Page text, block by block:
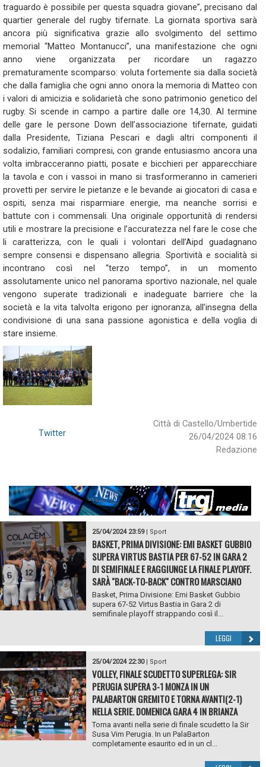
traguardo è possibile per questa squadra giovane”, precisano dal
quartier generale del rugby tifernate. La giornata sportiva sarà
ancora più significativa grazie allo svolgimento del settimo
memorial “Matteo Montanucci”, una manifestazione che ogni
anno viene organizzata per ricordare un ragazzo
prematuramente scomparso: voluta fortemente sia dalla società
che dalla famiglia che ogni anno onora la memoria di Matteo con
i valori di amicizia e solidarietà che sono patrimonio genetico del
rugby. Si scende in campo a partire dalle ore 14,30. Al termine
delle gare le persone Down dell’associazione tifernate, guidati
dalla Presidente, Tiziana Pescari e dagli altri componenti il
sodalizio, familiari compresi, con grande entusiasmo ancora una
volta imbracceranno piatti, posate e bicchieri per apparecchiare
la tavola e con i vassoi in mano si trasformeranno in camerieri
provetti per servire le pietanze e le bevande ai giocatori di casa e
ospiti, senza mai risparmiare energie, ma neanche sorrisi e
battute con i commensali. Una originale opportunità di rendersi
utili e mostrare la precisione e l’accuratezza nel fare le cose che
li caratterizza, con le quali i volontari dell’Aipd guadagnano
sempre consensi e dispensano allegria. Sportività e socialità si
incontrano così nel “terzo tempo”, in un momento
assolutamente unico nel panorama sportivo nazionale, nel quale
vengono superate tradizionali e inadeguate barriere che la
società e la vita talvolta erigono per ignoranza, all’insegna della
condivisione di una sana passione agonistica e della voglia di
stare insieme.
Città di Castello/Umbertide
26/04/2024 08:16
Redazione
Twitter
25/04/2024 23:59| Sport
BASKET, PRIMA DIVISIONE: EMI BASKET GUBBIO
SUPERA VIRTUS BASTIA PER 67-52 IN GARA 2
DI SEMIFINALE E RAGGIUNGE LA FINALE PLAYOFF.
SARÀ "BACK-TO-BACK" CONTRO MARSCIANO
Basket, Prima Divisione: Emi Basket Gubbio
supera 67-52 Virtus Bastia in Gara 2 di
semifinale playoff strappando così il...
LEGGI
25/04/2024 22:30| Sport
VOLLEY, FINALE SCUDETTO SUPERLEGA: SIR
PERUGIA SUPERA 3-1 MONZA IN UN
PALABARTON GREMITO E TORNA AVANTI(2-1)
NELLA SERIE. DOMENICA GARA 4 IN BRIANZA
Torna avanti nella serie di finale scudetto la Sir
Susa Vim Perugia. In un PalaBarton
completamente esaurito ed in un cl...